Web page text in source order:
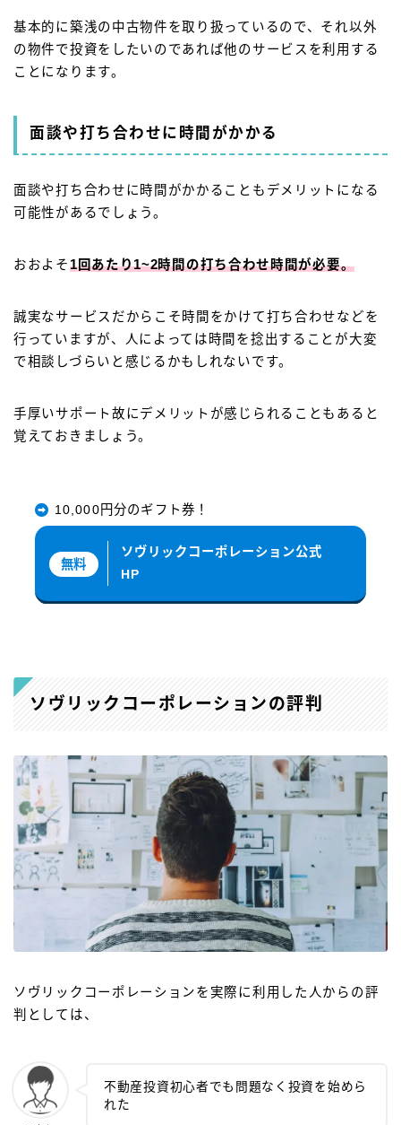
基本的に築浅の中古物件を取り扱っているので、それ以外
の物件で投資をしたいのであれば他のサービスを利用する
ことになります。
面談や打ち合わせに時間がかかる
面談や打ち合わせに時間がかかることもデメリットになる
可能性があるでしょう。
おおよそ1回あたり1~2時間の打ち合わせ時間が必要。
誠実なサービスだからこそ時間をかけて打ち合わせなどを
行っていますが、人によっては時間を捻出することが大変
で相談しづらいと感じるかもしれないです。
手厚いサポート故にデメリットが感じられることもあると
覚えておきましょう。
10,000円分のギフト券！
無料
ソヴリックコーポレーション公式
HP
ソヴリックコーポレーションの評判
ソヴリックコーポレーションを実際に利用した人からの評
判としては、
不動産投資初心者でも問題なく投資を始めら
れた